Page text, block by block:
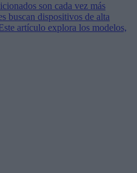
son cada vez más
buscan dispositivos de alta
artículo explora los modelos,